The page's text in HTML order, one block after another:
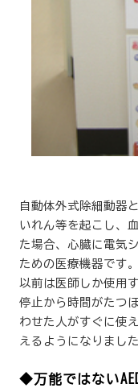
自動体外式除細動器
いれん等を起こし、
た場合、心臓に電気
ための医療機器です。
以前は医師しか使用
停止から時間がたつ
わせた人がすぐに使
えるようになりました
◆万能ではない